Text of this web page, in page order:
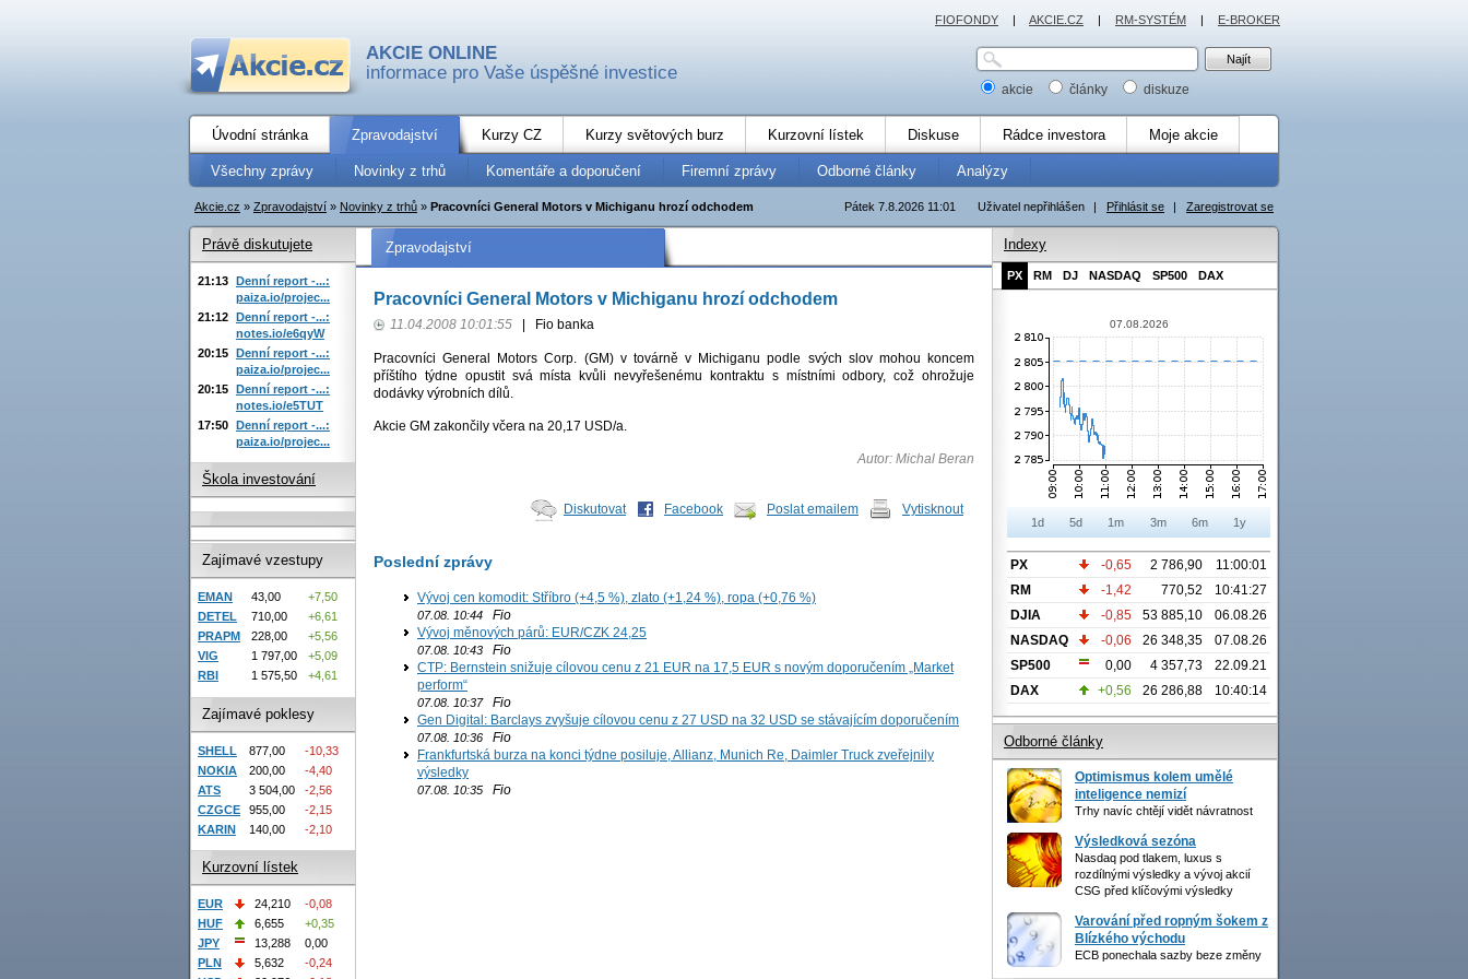
AKCIE ONLINE
informace pro Vaše úspěšné investice
akcie články diskuze
Úvodní stránka Zpravodajství Kurzy CZ Kurzy světových burz Kurzovní lístek Diskuse Rádce investora Moje akcie
Všechny zprávy Novinky z trhů Komentáře a doporučení Firemní zprávy Odborné články Analýzy
Uživatel nepřihlášen | Přihlásit se | Zaregistrovat se
Pátek 7.8.2026 11:01
Akcie.cz » Zpravodajství » Novinky z trhů » Pracovníci General Motors v Michiganu hrozí odchodem
Zpravodajství
Pracovníci General Motors v Michiganu hrozí odchodem
11.04.2008 10:01:55 Fio banka
Pracovníci General Motors Corp. (GM) v továrně v Michiganu podle svých slov mohou koncem
příštího týdne opustit svá místa kvůli nevyřešenému kontraktu s místními odbory, což ohrožuje
dodávky výrobních dílů.
Akcie GM zakončily včera na 20,17 USD/a.
Autor: Michal Beran
Diskutovat Facebook Poslat emailem Vytisknout
Poslední zprávy
Vývoj cen komodit: Stříbro (+4,5 %), zlato (+1,24 %), ropa (+0,76 %)
07.08. 10:44 Fio
Vývoj měnových párů: EUR/CZK 24,25
07.08. 10:43 Fio
CTP: Bernstein snižuje cílovou cenu z 21 EUR na 17,5 EUR s novým doporučením „Market
perform“
07.08. 10:37Fio
Gen Digital: Barclays zvyšuje cílovou cenu z 27 USD na 32 USD se stávajícím doporučením
07.08. 10:36 Fio
Frankfurtská burza na konci týdne posiluje, Allianz, Munich Re, Daimler Truck zveřejnily
výsledky
07.08. 10:35 Fio
Právě diskutujete
21:13 Denní report -...:
paiza.io/projec...
21:12 Denní report -...:
notes.io/e6qyW
20:15 Denní report -...:
paiza.io/projec...
20:15 Denní report -...:
notes.io/e5TUT
17:50 Denní report -...:
paiza.io/projec...
Škola investování
Zajímavé vzestupy
EMAN 43,00
+7,50
DETEL
710,00
+6,61
PRAPM
228,00
+5,56
VIG
1 797,00
+5,09
RBI
1 575,50 +4,61
Zajímavé poklesy
SHELL 877,00
-10,33
NOKIA
200,00
-4,40
ATS
3 504,00
-2,56
CZGCE
955,00
-2,15
KARIN
140,00 -2,10
Kurzovní lístek
EUR 24,210
-0,08
HUF
6,655
+0,35
JPY
13,288
0,00
PLN
5,632
-0,24
Indexy
PX RM DJ NASDAQ SP500 DAX
07.08.2026
1d 5d 1m 3m 6m 1y
PX -0,65 2 786,90
11:00:01
RM
-1,42 770,52
10:41:27
DJIA
-0,85 53 885,10
06.08.26
NASDAQ
-0,06 26 348,35
07.08.26
SP500
0,00 4 357,73
22.09.21
DAX
+0,56 26 286,88 10:40:14
Odborné články
Optimismus kolem umělé
inteligence nemizí
Trhy navíc chtějí vidět návratnost
Výsledková sezóna
Nasdaq pod tlakem, luxus s
rozdílnými výsledky a vývoj akcií
CSG před klíčovými výsledky
Varování před ropným šokem z
Blízkého východu
ECB ponechala sazby beze změny
FIOFONDY | AKCIE.CZ | RM-SYSTÉM | E-BROKER